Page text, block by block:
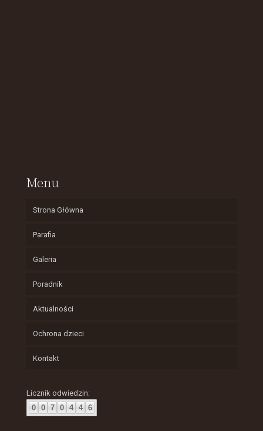
Menu
Strona Główna
Parafia
Galeria
Poradnik
Aktualności
Ochrona dzieci
Kontakt
Licznik odwiedzin:
0
0 7 0 4 4 6